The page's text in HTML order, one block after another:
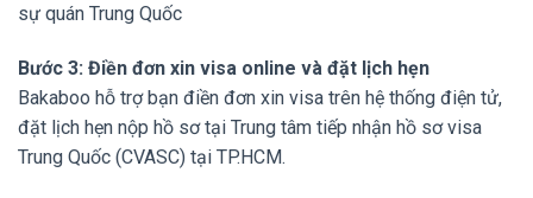
sự quán Trung Quốc
Bước 3: Điền đơn xin visa online và đặt lịch hẹn
Bakaboo hỗ trợ bạn điền đơn xin visa trên hệ thống điện tử,
đặt lịch hẹn nộp hồ sơ tại Trung tâm tiếp nhận hồ sơ visa
Trung Quốc (CVASC) tại TP.HCM.